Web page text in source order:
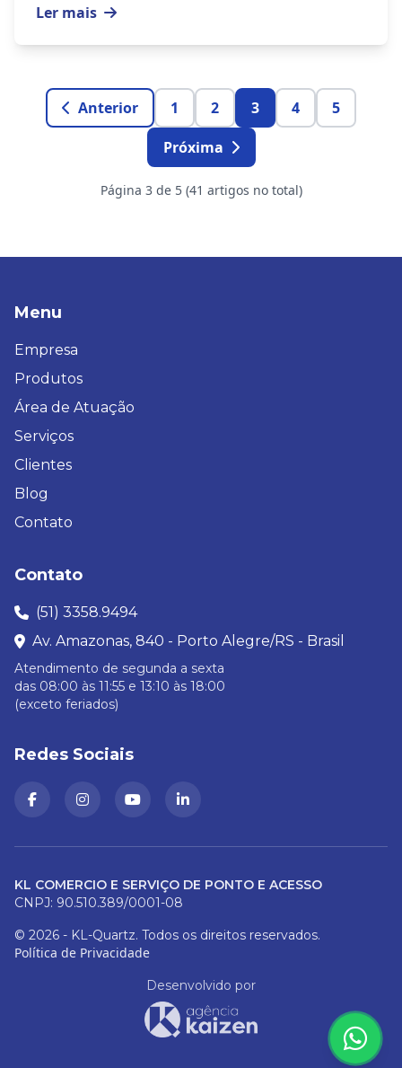
Ler mais
Anterior 1 2 3 4
5
Próxima
Página 3 de 5 (41 artigos no total)
Menu
Empresa
Produtos
Área de Atuação
Serviços
Clientes
Blog
Contato
Contato
(51) 3358.9494
Av. Amazonas, 840 - Porto Alegre/RS - Brasil
Atendimento de segunda a sexta
das 08:00 às 11:55 e 13:10 às 18:00
(exceto feriados)
Redes Sociais
KL COMERCIO E SERVIÇO DE PONTO E ACESSO
CNPJ: 90.510.389/0001-08
© 2026 - KL-Quartz. Todos os direitos reservados.
Política de Privacidade
Desenvolvido por